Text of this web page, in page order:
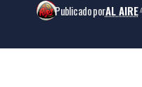
Publicado porAL AIRE